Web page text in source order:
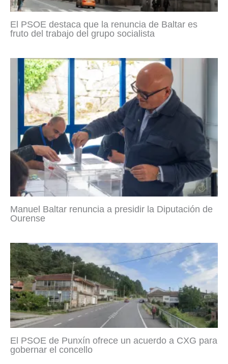
El PSOE destaca que la renuncia de Baltar es
fruto del trabajo del grupo socialista
Manuel Baltar renuncia a presidir la Diputación de
Ourense
El PSOE de Punxín ofrece un acuerdo a CXG para
gobernar el concello